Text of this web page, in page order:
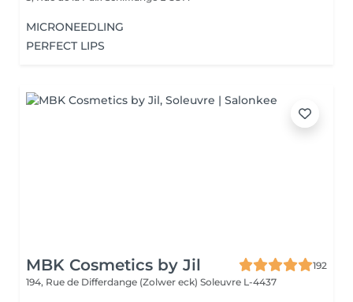
MICRONEEDLING
PERFECT LIPS
MBK Cosmetics by Jil
192
194, Rue de Differdange (Zolwer eck) Soleuvre L-4437